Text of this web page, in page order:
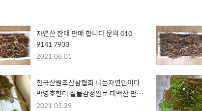
자연산 잔대 판매 합니다 문의 010
9141 7933
2021.06.01
한국산원초산삼협회 나는자연인이다
박영호헌터 실물감정완료 태백산 만종
판매 합니다 문의 010 9141 7933
2021.05.29